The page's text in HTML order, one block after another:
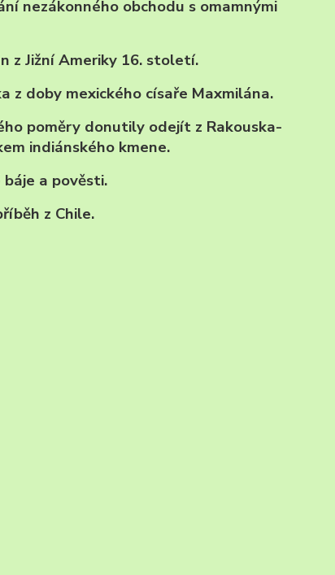
nezákonného obchodu s omamnými
z Jižní Ameriky 16. století.
z doby mexického císaře Maxmilána.
poměry donutily odejít z Rakouska-
indiánského kmene.
báje a pověsti.
z Chile.